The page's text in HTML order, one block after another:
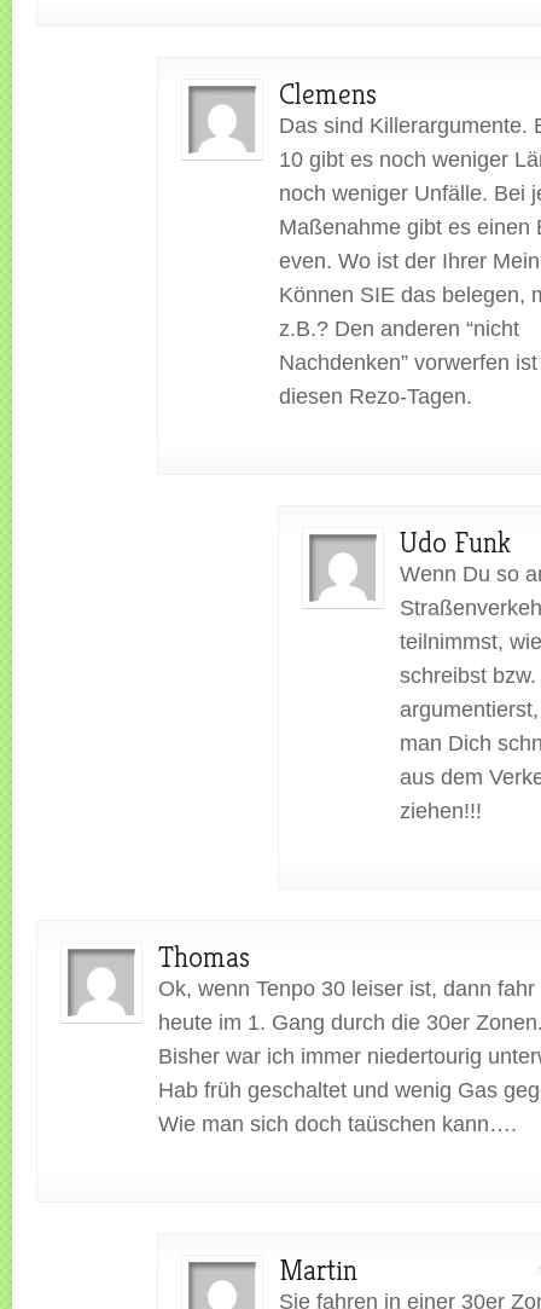
Clemens
Das sind Killerargumente.
10 gibt es noch weniger
noch weniger Unfälle. Bei
Maßenahme gibt es einen
even. Wo ist der Ihrer
Können SIE das belegen,
z.B.? Den anderen “nicht
Nachdenken” vorwerfen
diesen Rezo-Tagen.
Udo Funk
Wenn Du so
teilnimmst,
schreibst bzw.
man Dich
aus dem
ziehen!!!
Thomas
Ok, wenn Tenpo 30 leiser ist, dann fahr
heute im 1. Gang durch die 30er
Bisher war ich immer niedertourig
Hab früh geschaltet und wenig Gas
Wie man sich doch taüschen kann….
Martin
Sie fahren in einer 30er